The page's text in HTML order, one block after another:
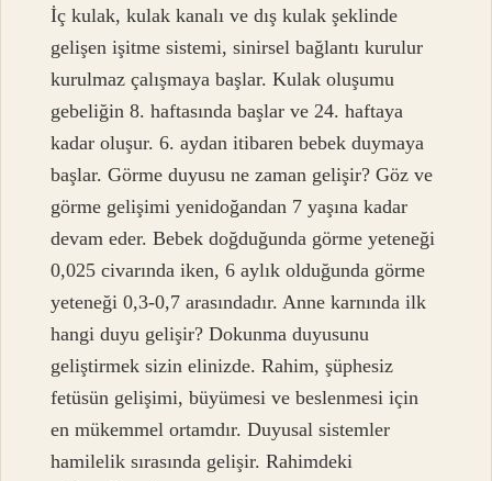
İç kulak, kulak kanalı ve dış kulak şeklinde
gelişen işitme sistemi, sinirsel bağlantı kurulur
kurulmaz çalışmaya başlar. Kulak oluşumu
gebeliğin 8. haftasında başlar ve 24. haftaya
kadar oluşur. 6. aydan itibaren bebek duymaya
başlar. Görme duyusu ne zaman gelişir? Göz ve
görme gelişimi yenidoğandan 7 yaşına kadar
devam eder. Bebek doğduğunda görme yeteneği
0,025 civarında iken, 6 aylık olduğunda görme
yeteneği 0,3-0,7 arasındadır. Anne karnında ilk
hangi duyu gelişir? Dokunma duyusunu
geliştirmek sizin elinizde. Rahim, şüphesiz
fetüsün gelişimi, büyümesi ve beslenmesi için
en mükemmel ortamdır. Duyusal sistemler
hamilelik sırasında gelişir. Rahimdeki